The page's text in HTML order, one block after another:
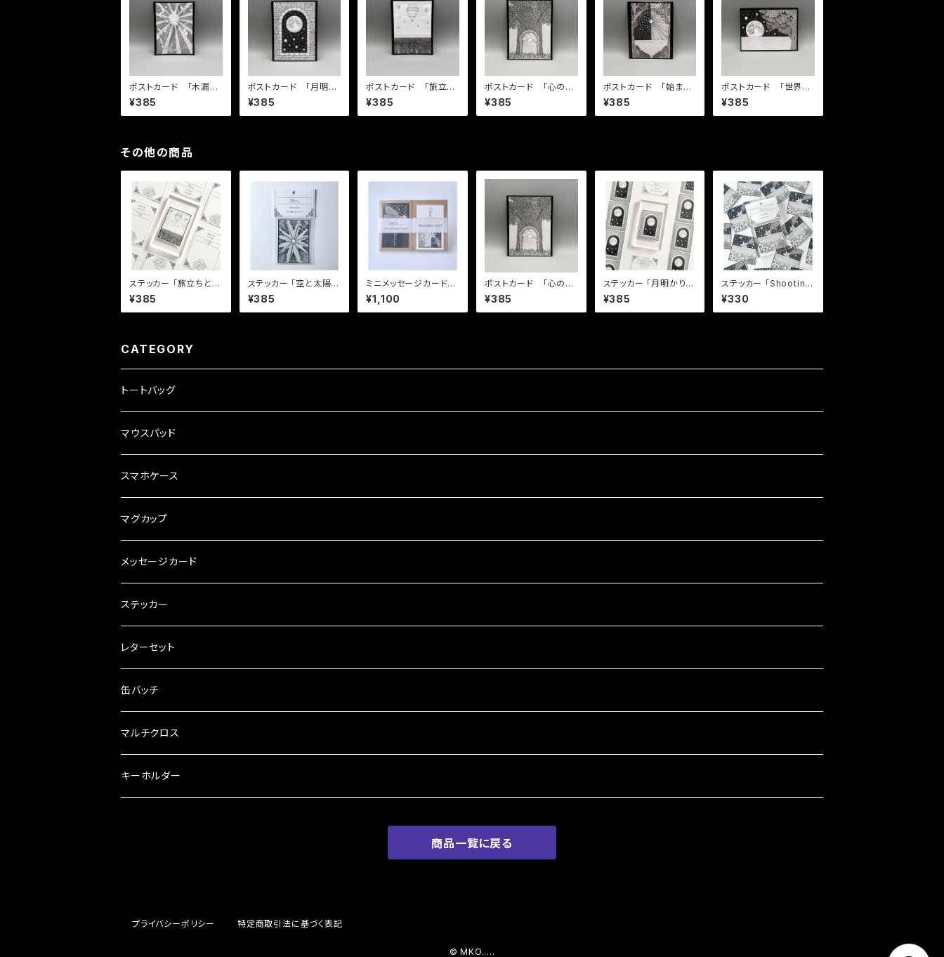
ポストカード 「木漏れ
日」
¥385
ポストカード 「月明か
りの先に広がる世界」
¥385
ポストカード 「旅立ち
と帰郷」
¥385
ポストカード 「心の循
環」
¥385
ポストカード 「始まり
の場所」
¥385
ポストカード 「世界を
包む、優しい光」
¥385
その他の商品
ステッカー 「旅立ちと帰
郷」
¥385
ステッカー 「空と太陽と
見えない心」
¥385
ミニメッセージカード10
セット（全2種×5枚=10
枚）
¥1,100
ポストカード 「心の循
環」
¥385
ステッカー 「月明かりの
先に広がる世界」
¥385
ステッカー 「Shooting
stars」
¥330
CATEGORY
トートバッグ
マウスパッド
スマホケース
マグカップ
メッセージカード
ステッカー
レターセット
缶バッチ
マルチクロス
キーホルダー
商品一覧に戻る
プライバシーポリシー 特定商取引法に基づく表記
© MKO.....